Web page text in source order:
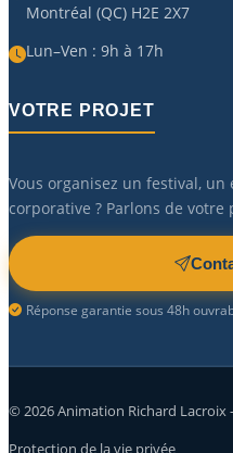
Montréal (QC) H2E 2X7
Lun–Ven : 9h à 17h
VOTRE PROJET
Vous organisez un festival,
corporative ? Parlons de votre
Réponse garantie sous 48h
©2026Animation Richard Lacroix
Protection de la vie privée